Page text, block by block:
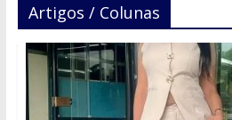
Artigos / Colunas